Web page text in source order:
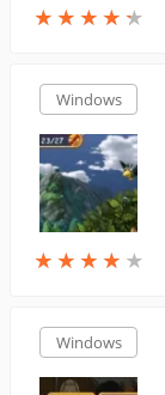
★ ★ ★ ★ ★
★ ★ ★ ★ ★
Windows
★ ★ ★ ★ ★
★ ★ ★ ★ ★
Windows